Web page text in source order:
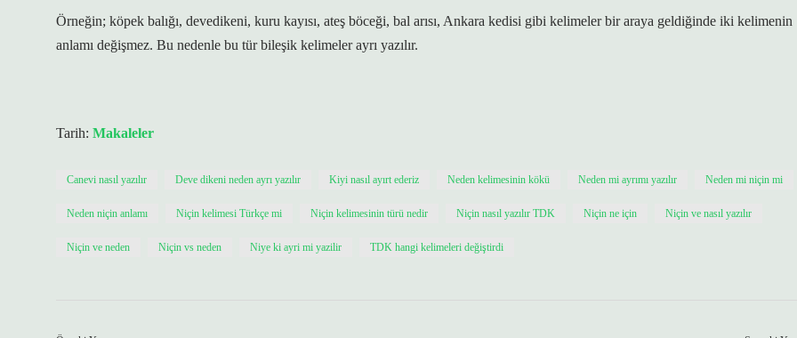
Örneğin; köpek balığı, devedikeni, kuru kayısı, ateş böceği, bal arısı, Ankara kedisi gibi kelimeler bir araya geldiğinde iki kelimenin
anlamı değişmez. Bu nedenle bu tür bileşik kelimeler ayrı yazılır.
Tarih: Makaleler
Canevi nasıl yazılır Deve dikeni neden ayrı yazılır Kiyi nasıl ayırt ederiz Neden kelimesinin kökü Neden mi ayrımı yazılır Neden mi niçin mi
Neden niçin anlamı Niçin kelimesi Türkçe mi Niçin kelimesinin türü nedir Niçin nasıl yazılır TDK Niçin ne için Niçin ve nasıl yazılır
Niçin ve neden Niçin vs neden Niye ki ayri mi yazilir TDK hangi kelimeleri değiştirdi